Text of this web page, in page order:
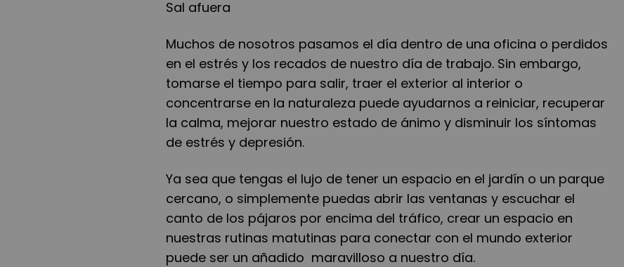
Sal afuera
Muchos de nosotros pasamos el día dentro de una oficina o perdidos
en el estrés y los recados de nuestro día de trabajo. Sin embargo,
tomarse el tiempo para salir, traer el exterior al interior o
concentrarse en la naturaleza puede ayudarnos a reiniciar, recuperar
la calma, mejorar nuestro estado de ánimo y disminuir los síntomas
de estrés y depresión.
Ya sea que tengas el lujo de tener un espacio en el jardín o un parque
cercano, o simplemente puedas abrir las ventanas y escuchar el
canto de los pájaros por encima del tráfico, crear un espacio en
nuestras rutinas matutinas para conectar con el mundo exterior
puede ser un añadido maravilloso a nuestro día.